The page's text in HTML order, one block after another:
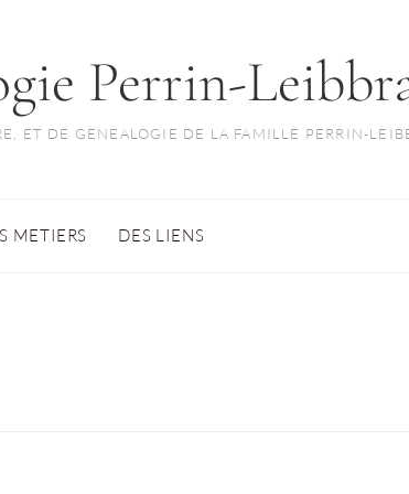
Perrin-
ET DE GENEALOGIE DE LA FAMILLE PERRIN-
METIERS DES LIENS